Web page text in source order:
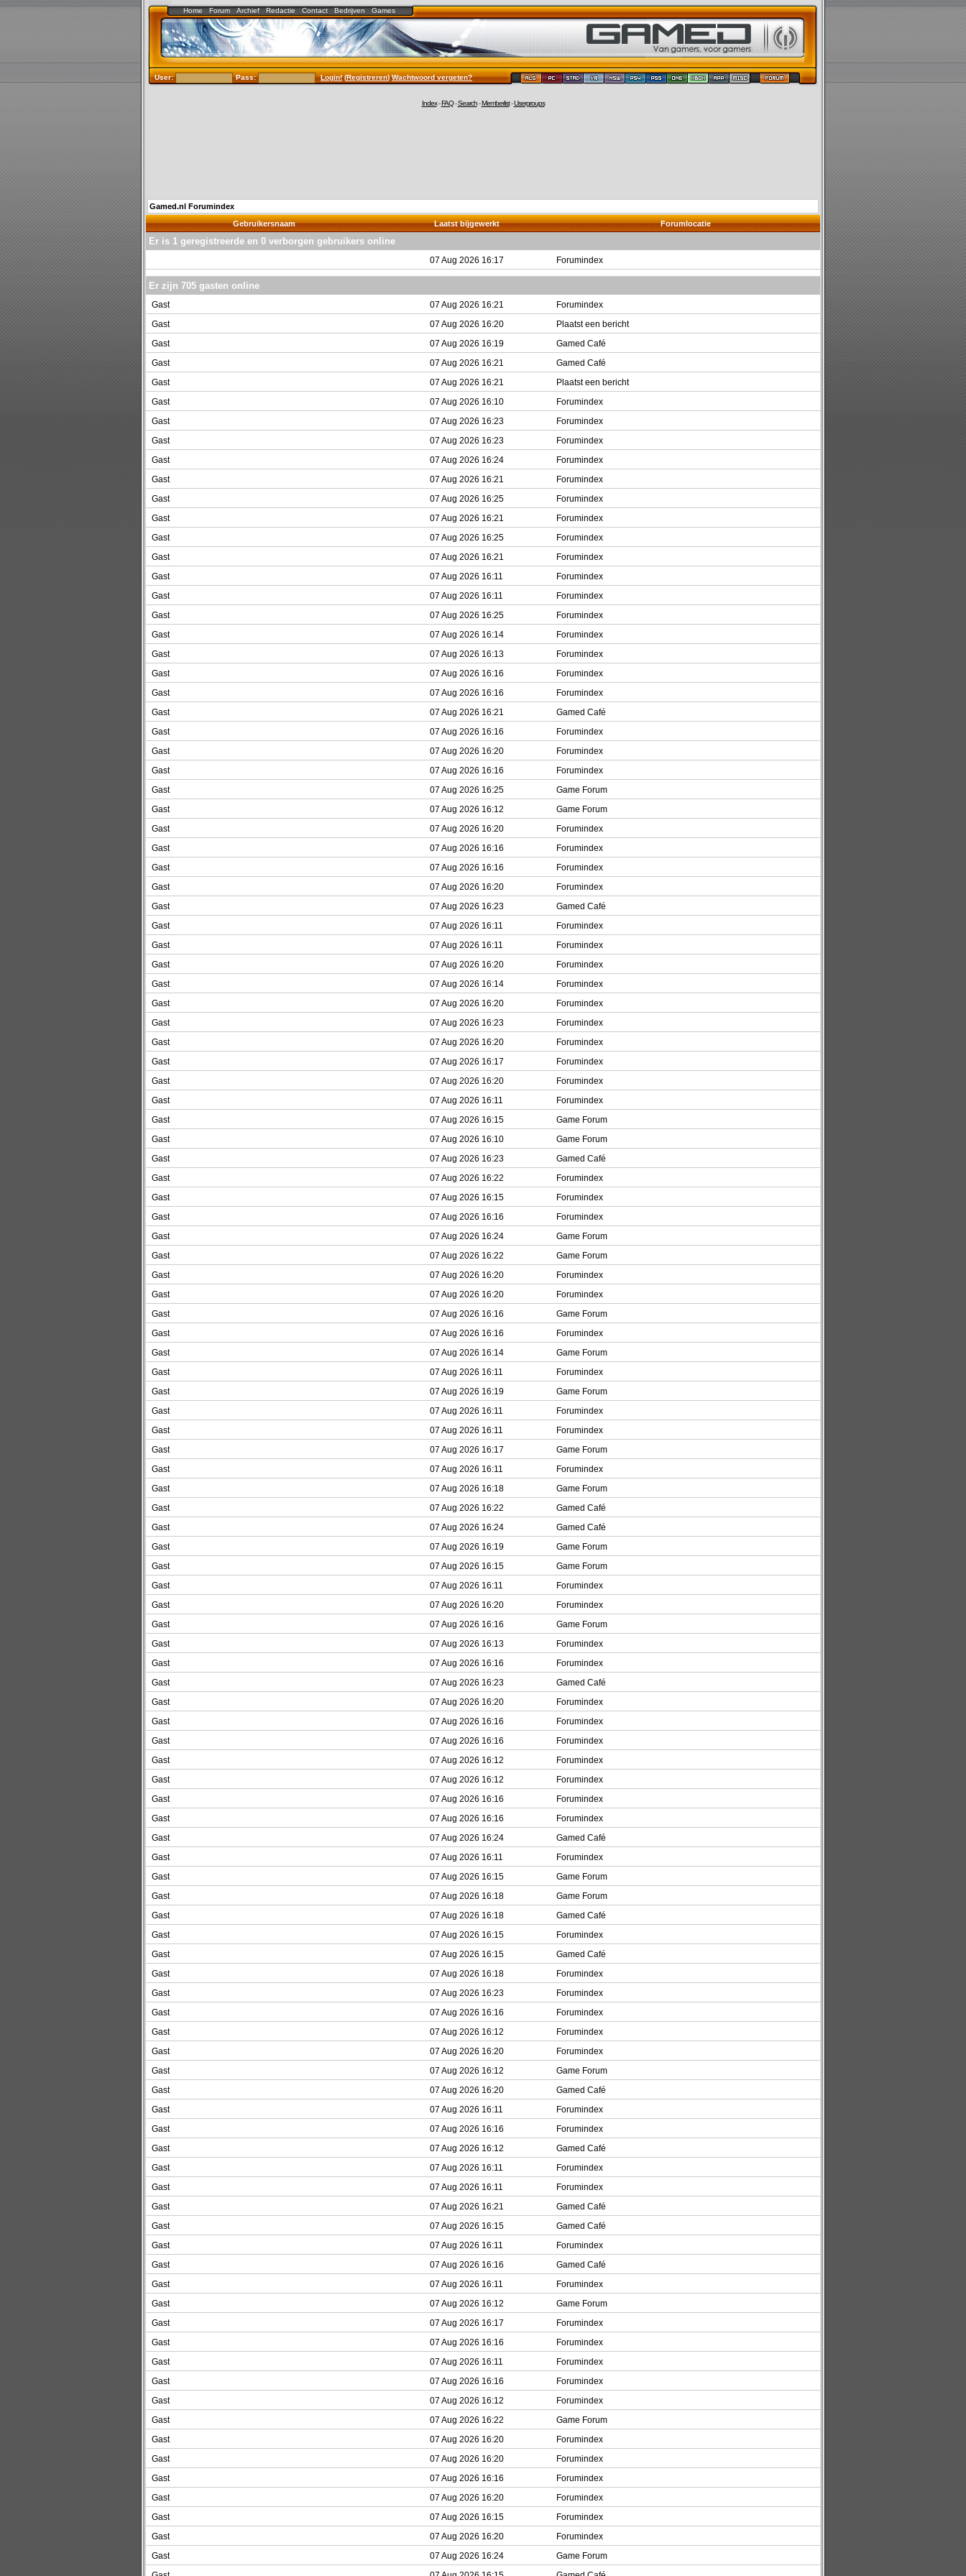
Home Forum Archief Redactie Contact Bedrijven Games
User: Pass: Login!(Registreren)Wachtwoord vergeten?
Index-FAQ-Search-Memberlist-Usergroups
Gamed.nl Forumindex
Gebruikersnaam
Laatst bijgewerkt Forumlocatie
Er is 1 geregistreerde en 0 verborgen gebruikers online
07 Aug 2026 16:17 Forumindex
Er zijn 705 gasten online
Gast 07 Aug 2026 16:21
Forumindex
Gast
07 Aug 2026 16:20
Plaatst een bericht
Gast
07 Aug 2026 16:19
Gamed Café
Gast
07 Aug 2026 16:21
Gamed Café
Gast
07 Aug 2026 16:21
Plaatst een bericht
Gast
07 Aug 2026 16:10
Forumindex
Gast
07 Aug 2026 16:23
Forumindex
Gast
07 Aug 2026 16:23
Forumindex
Gast
07 Aug 2026 16:24
Forumindex
Gast
07 Aug 2026 16:21
Forumindex
Gast
07 Aug 2026 16:25
Forumindex
Gast
07 Aug 2026 16:21
Forumindex
Gast
07 Aug 2026 16:25
Forumindex
Gast
07 Aug 2026 16:21
Forumindex
Gast
07 Aug 2026 16:11
Forumindex
Gast
07 Aug 2026 16:11
Forumindex
Gast
07 Aug 2026 16:25
Forumindex
Gast
07 Aug 2026 16:14
Forumindex
Gast
07 Aug 2026 16:13
Forumindex
Gast
07 Aug 2026 16:16
Forumindex
Gast
07 Aug 2026 16:16
Forumindex
Gast
07 Aug 2026 16:21
Gamed Café
Gast
07 Aug 2026 16:16
Forumindex
Gast
07 Aug 2026 16:20
Forumindex
Gast
07 Aug 2026 16:16
Forumindex
Gast
07 Aug 2026 16:25
Game Forum
Gast
07 Aug 2026 16:12
Game Forum
Gast
07 Aug 2026 16:20
Forumindex
Gast
07 Aug 2026 16:16
Forumindex
Gast
07 Aug 2026 16:16
Forumindex
Gast
07 Aug 2026 16:20
Forumindex
Gast
07 Aug 2026 16:23
Gamed Café
Gast
07 Aug 2026 16:11
Forumindex
Gast
07 Aug 2026 16:11
Forumindex
Gast
07 Aug 2026 16:20
Forumindex
Gast
07 Aug 2026 16:14
Forumindex
Gast
07 Aug 2026 16:20
Forumindex
Gast
07 Aug 2026 16:23
Forumindex
Gast
07 Aug 2026 16:20
Forumindex
Gast
07 Aug 2026 16:17
Forumindex
Gast
07 Aug 2026 16:20
Forumindex
Gast
07 Aug 2026 16:11
Forumindex
Gast
07 Aug 2026 16:15
Game Forum
Gast
07 Aug 2026 16:10
Game Forum
Gast
07 Aug 2026 16:23
Gamed Café
Gast
07 Aug 2026 16:22
Forumindex
Gast
07 Aug 2026 16:15
Forumindex
Gast
07 Aug 2026 16:16
Forumindex
Gast
07 Aug 2026 16:24
Game Forum
Gast
07 Aug 2026 16:22
Game Forum
Gast
07 Aug 2026 16:20
Forumindex
Gast
07 Aug 2026 16:20
Forumindex
Gast
07 Aug 2026 16:16
Game Forum
Gast
07 Aug 2026 16:16
Forumindex
Gast
07 Aug 2026 16:14
Game Forum
Gast
07 Aug 2026 16:11
Forumindex
Gast
07 Aug 2026 16:19
Game Forum
Gast
07 Aug 2026 16:11
Forumindex
Gast
07 Aug 2026 16:11
Forumindex
Gast
07 Aug 2026 16:17
Game Forum
Gast
07 Aug 2026 16:11
Forumindex
Gast
07 Aug 2026 16:18
Game Forum
Gast
07 Aug 2026 16:22
Gamed Café
Gast
07 Aug 2026 16:24
Gamed Café
Gast
07 Aug 2026 16:19
Game Forum
Gast
07 Aug 2026 16:15
Game Forum
Gast
07 Aug 2026 16:11
Forumindex
Gast
07 Aug 2026 16:20
Forumindex
Gast
07 Aug 2026 16:16
Game Forum
Gast
07 Aug 2026 16:13
Forumindex
Gast
07 Aug 2026 16:16
Forumindex
Gast
07 Aug 2026 16:23
Gamed Café
Gast
07 Aug 2026 16:20
Forumindex
Gast
07 Aug 2026 16:16
Forumindex
Gast
07 Aug 2026 16:16
Forumindex
Gast
07 Aug 2026 16:12
Forumindex
Gast
07 Aug 2026 16:12
Forumindex
Gast
07 Aug 2026 16:16
Forumindex
Gast
07 Aug 2026 16:16
Forumindex
Gast
07 Aug 2026 16:24
Gamed Café
Gast
07 Aug 2026 16:11
Forumindex
Gast
07 Aug 2026 16:15
Game Forum
Gast
07 Aug 2026 16:18
Game Forum
Gast
07 Aug 2026 16:18
Gamed Café
Gast
07 Aug 2026 16:15
Forumindex
Gast
07 Aug 2026 16:15
Gamed Café
Gast
07 Aug 2026 16:18
Forumindex
Gast
07 Aug 2026 16:23
Forumindex
Gast
07 Aug 2026 16:16
Forumindex
Gast
07 Aug 2026 16:12
Forumindex
Gast
07 Aug 2026 16:20
Forumindex
Gast
07 Aug 2026 16:12
Game Forum
Gast
07 Aug 2026 16:20
Gamed Café
Gast
07 Aug 2026 16:11
Forumindex
Gast
07 Aug 2026 16:16
Forumindex
Gast
07 Aug 2026 16:12
Gamed Café
Gast
07 Aug 2026 16:11
Forumindex
Gast
07 Aug 2026 16:11
Forumindex
Gast
07 Aug 2026 16:21
Gamed Café
Gast
07 Aug 2026 16:15
Gamed Café
Gast
07 Aug 2026 16:11
Forumindex
Gast
07 Aug 2026 16:16
Gamed Café
Gast
07 Aug 2026 16:11
Forumindex
Gast
07 Aug 2026 16:12
Game Forum
Gast
07 Aug 2026 16:17
Forumindex
Gast
07 Aug 2026 16:16
Forumindex
Gast
07 Aug 2026 16:11
Forumindex
Gast
07 Aug 2026 16:16
Forumindex
Gast
07 Aug 2026 16:12
Forumindex
Gast
07 Aug 2026 16:22
Game Forum
Gast
07 Aug 2026 16:20
Forumindex
Gast
07 Aug 2026 16:20
Forumindex
Gast
07 Aug 2026 16:16
Forumindex
Gast
07 Aug 2026 16:20
Forumindex
Gast
07 Aug 2026 16:15
Forumindex
Gast
07 Aug 2026 16:20
Forumindex
Gast
07 Aug 2026 16:24
Game Forum